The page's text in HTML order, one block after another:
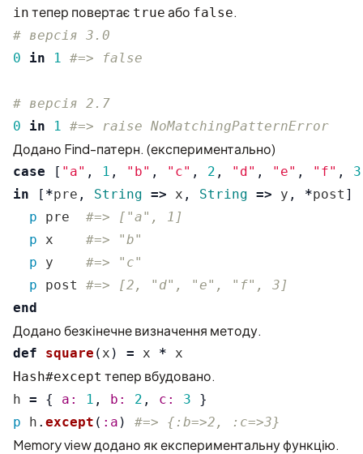
in тепер повертає true або false.
# версія 3.0
0
in 1 #=> false
# версія 2.7
0
in 1 #=> raise NoMatchingPatternError
Додано Find-патерн. (експериментально)
case [ "a" , 1 , "b" , "c" , 2 , "d" , "e" , "f" , 3
in
[ *pre , String => x , String => y , *post ]
p
pre
#=> ["a", 1]
p
x
#=> "b"
p
y
#=> "c"
p
post
#=> [2, "d", "e", "f", 3]
end
Додано безкінечне визначення методу.
def square ( x ) = x *
x
Hash#except тепер вбудовано.
h = { a: 1 , b: 2 , c: 3
}
p
h . except ( :a ) #=> {:b=>2, :c=>3}
Memory view додано як експериментальну функцію.